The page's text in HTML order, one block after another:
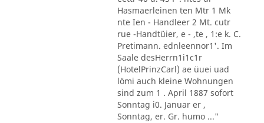
Hasmaerleinen ten Mtr 1 Mk
nte Ien - Handleer 2 Mt. cutr
rue -Handtüier, e - ,te , 1:e k. C.
Pretimann. ednleennor1'. Im
Saale desHerrn1i1c1r
(HotelPrinzCarl) ae üuei uad
lömi auch kleine Wohnungen
sind zum 1 . April 1887 sofort
Sonntag i0. Januar er ,
Sonntag, er. Gr. humo ..."